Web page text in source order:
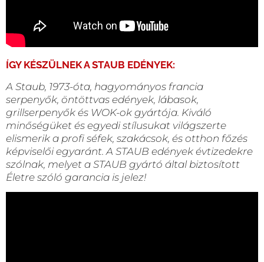
ÍGY KÉSZÜLNEK A STAUB EDÉNYEK:
A Staub, 1973-óta, hagyományos francia
serpenyők, öntöttvas edények, lábasok,
grillserpenyők és WOK-ok gyártója. Kiváló
minőségüket és egyedi stílusukat világszerte
elismerik a profi séfek, szakácsok, és otthon főzés
képviselői egyaránt. A STAUB edények évtizedekre
szólnak, melyet a STAUB gyártó által biztosított
Életre szóló garancia is jelez!